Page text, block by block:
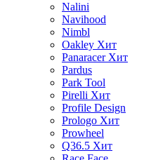
Nalini
Navihood
Nimbl
Oakley Хит
Panaracer Хит
Pardus
Park Tool
Pirelli Хит
Profile Design
Prologo Хит
Prowheel
Q36.5 Хит